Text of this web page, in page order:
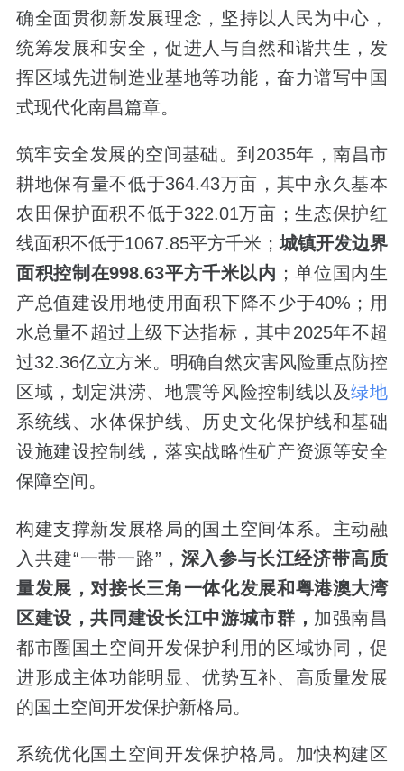
确全面贯彻新发展理念，坚持以人民为中心，
统筹发展和安全，促进人与自然和谐共生，发
挥区域先进制造业基地等功能，奋力谱写中国
式现代化南昌篇章。
筑牢安全发展的空间基础。到2035年，南昌市
耕地保有量不低于364.43万亩，其中永久基本
农田保护面积不低于322.01万亩；生态保护红
线面积不低于1067.85平方千米；城镇开发边界
面积控制在998.63平方千米以内 ；单位国内生
产总值建设用地使用面积下降不少于40%；用
水总量不超过上级下达指标，其中2025年不超
过32.36亿立方米。明确自然灾害风险重点防控
区域，划定洪涝、地震等风险控制线以及绿地
系统线、水体保护线、历史文化保护线和基础
设施建设控制线，落实战略性矿产资源等安全
保障空间。
构建支撑新发展格局的国土空间体系。主动融
入共建“一带一路”， 深入参与长江经济带高质
量发展，对接长三角一体化发展和粤港澳大湾
区建设 ，共同建设长江中游城市群， 加强南昌
都市圈国土空间开发保护利用的区域协同，促
进形成主体功能明显、优势互补、高质量发展
的国土空间开发保护新格局。
系统优化国土空间开发保护格局。加快构建区